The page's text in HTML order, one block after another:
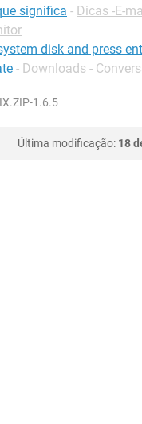
significa - Dicas -E-
disk and press
- Downloads -
1.6.5
Última modificação: 18